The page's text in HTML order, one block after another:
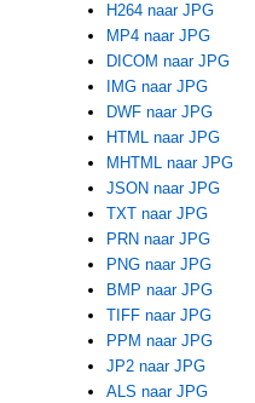
H264 naar JPG
MP4 naar JPG
DICOM naar JPG
IMG naar JPG
DWF naar JPG
HTML naar JPG
MHTML naar JPG
JSON naar JPG
TXT naar JPG
PRN naar JPG
PNG naar JPG
BMP naar JPG
TIFF naar JPG
PPM naar JPG
JP2 naar JPG
ALS naar JPG